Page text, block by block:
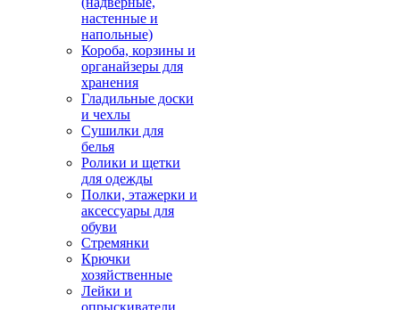
настенные и
напольные)
Короба, корзины и
органайзеры для
хранения
Гладильные доски
и чехлы
Сушилки для
белья
Ролики и щетки
для одежды
Полки, этажерки и
аксессуары для
обуви
Стремянки
Крючки
хозяйственные
Лейки и
опрыскиватели